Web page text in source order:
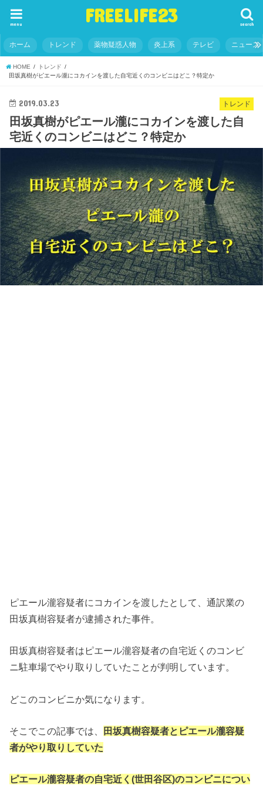
FREELIFE23 search
menu
ホーム トレンド 薬物疑惑人物 炎上系 テレビ ニュース
HOME
トレンド
田坂真樹がピエール瀧にコカインを渡した自宅近くのコンビニはどこ？特定か
トレンド
2019.03.23
田坂真樹がピエール瀧にコカインを渡した自
宅近くのコンビニはどこ？特定か
ピエール瀧容疑者にコカインを渡したとして、通訳業の
田坂真樹容疑者が逮捕された事件。
田坂真樹容疑者はピエール瀧容疑者の自宅近くのコンビ
ニ駐車場でやり取りしていたことが判明しています。
どこのコンビニか気になります。
そこでこの記事では、
田坂真樹容疑者とピエール瀧容疑
者がやり取りしていた
ピエール瀧容疑者の自宅近く(世田谷区)のコンビニについ